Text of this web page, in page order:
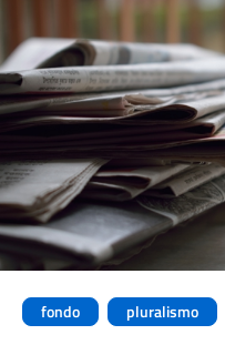
fondo pluralismo